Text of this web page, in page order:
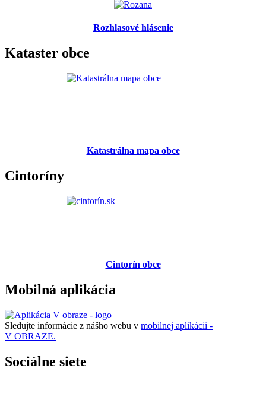
Rozhlasové hlásenie
Kataster obce
Katastrálna mapa obce
Cintoríny
Cintorín obce
Mobilná aplikácia
Sledujte informácie z nášho webu v mobilnej aplikácii -
V OBRAZE.
Sociálne siete